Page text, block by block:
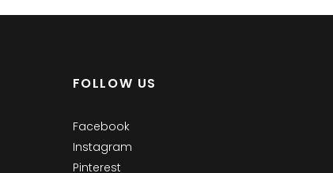
FOLLOW US
Facebook
Instagram
Pinterest